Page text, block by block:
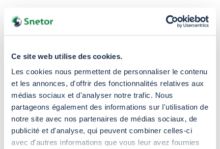
Ce site web utilise des cookies.
Les cookies nous permettent de personnaliser le contenu
et les annonces, d'offrir des fonctionnalités relatives aux
médias sociaux et d'analyser notre trafic. Nous
partageons également des informations sur l'utilisation de
notre site avec nos partenaires de médias sociaux, de
publicité et d'analyse, qui peuvent combiner celles-ci
avec d'autres informations que vous leur avez fournies
Publicado el 20/10/2025
Junior
Identify and develop new markets for
engineer polymers and specialized products,
from detecting opportunities...
Colombia Contrato indefinido